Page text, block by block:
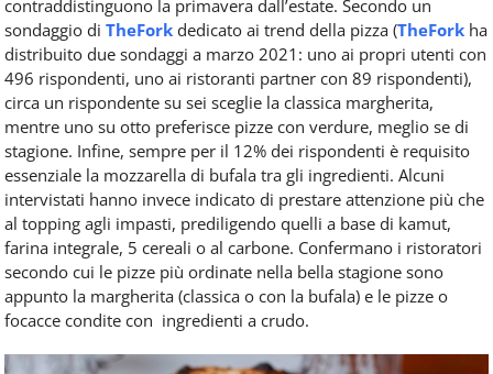
contraddistinguono la primavera dall’estate. Secondo un
sondaggio di TheFork dedicato ai trend della pizza (TheFork ha
distribuito due sondaggi a marzo 2021: uno ai propri utenti con
496 rispondenti, uno ai ristoranti partner con 89 rispondenti),
circa un rispondente su sei sceglie la classica margherita,
mentre uno su otto preferisce pizze con verdure, meglio se di
stagione. Infine, sempre per il 12% dei rispondenti è requisito
essenziale la mozzarella di bufala tra gli ingredienti. Alcuni
intervistati hanno invece indicato di prestare attenzione più che
al topping agli impasti, prediligendo quelli a base di kamut,
farina integrale, 5 cereali o al carbone. Confermano i ristoratori
secondo cui le pizze più ordinate nella bella stagione sono
appunto la margherita (classica o con la bufala) e le pizze o
focacce condite con ingredienti a crudo.